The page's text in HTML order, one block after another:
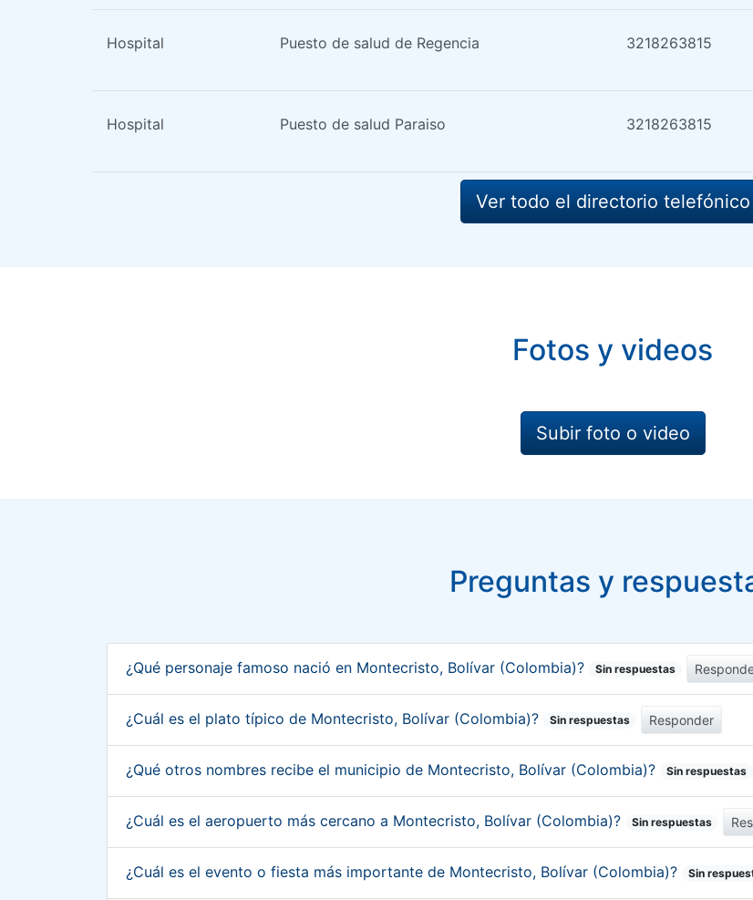
Hospital Puesto de salud de Regencia 3218263815
Hospital Puesto de salud Paraiso 3218263815
Ver todo el directorio telefónico
Fotos y videos
Subir foto o video
Preguntas y
¿Qué personaje famoso nació en Montecristo, Bolívar (Colombia)? Sin respuestas
¿Cuál es el plato típico de Montecristo, Bolívar (Colombia)? Sin respuestas Responder
¿Qué otros nombres recibe el municipio de Montecristo, Bolívar (Colombia)? Sin respuestas
¿Cuál es el aeropuerto más cercano a Montecristo, Bolívar (Colombia)? Sin respuestas
¿Cuál es el evento o fiesta más importante de Montecristo, Bolívar (Colombia)? Sin